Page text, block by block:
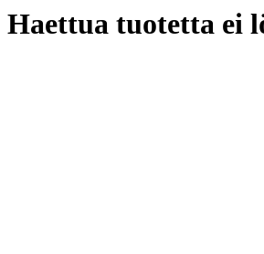
Haettua tuotetta ei